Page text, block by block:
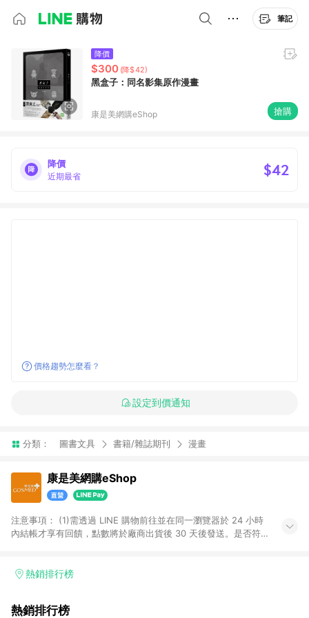
筆記
降價
$300 (降$42)
黑盒子：同名影集原作漫畫
康是美網購eShop 搶購
降價
近期最省 $42
價格趨勢怎麼看？
設定到價通知
分類： 圖書文具 書籍/雜誌期刊 漫畫
康是美網購eShop
注意事項：​ (1)需透過 LINE 購物前往並在同一瀏覽器於 24 小時
內結帳才享有回饋，點數將於廠商出貨後 30 天後發送。​是否符
黃金鑽飾/精品相關/3C數位(含周邊)/家電視聽/運動戶外/母嬰用
饋%」，將於訂單成立後由「LINE購物通知」之官方帳號訊息通
熱銷排行榜
熱銷排行榜